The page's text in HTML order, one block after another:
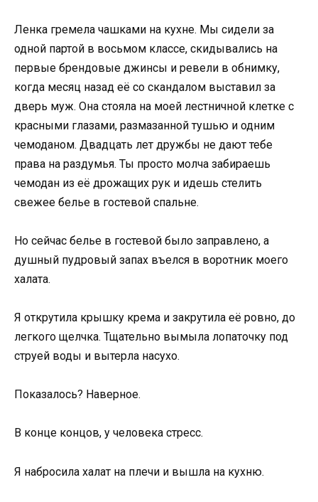
Ленка гремела чашками на кухне. Мы сидели за
одной партой в восьмом классе, скидывались на
первые брендовые джинсы и ревели в обнимку,
когда месяц назад её со скандалом выставил за
дверь муж. Она стояла на моей лестничной клетке с
красными глазами, размазанной тушью и одним
чемоданом. Двадцать лет дружбы не дают тебе
права на раздумья. Ты просто молча забираешь
чемодан из её дрожащих рук и идешь стелить
свежее белье в гостевой спальне.
Но сейчас белье в гостевой было заправлено, а
душный пудровый запах въелся в воротник моего
халата.
Я открутила крышку крема и закрутила её ровно, до
легкого щелчка. Тщательно вымыла лопаточку под
струей воды и вытерла насухо.
Показалось? Наверное.
В конце концов, у человека стресс.
Я набросила халат на плечи и вышла на кухню.